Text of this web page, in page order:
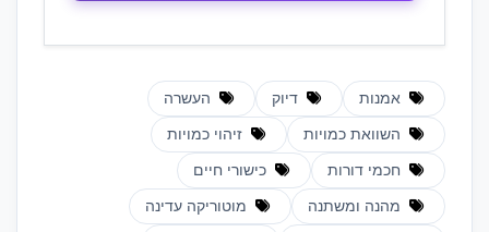
אמנות דיוק העשרה
השוואת כמויות זיהוי כמויות
חכמי דורות כישורי חיים
מהנה ומשתנה מוטוריקה עדינה